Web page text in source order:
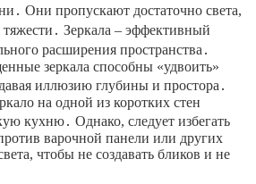
Они пропускают достаточно света,
Зеркала – эффективный
расширения пространства․
зеркала способны «удвоить»
иллюзию глубины и простора․
на одной из коротких стен
кухню․ Однако, следует избегать
варочной панели или других
чтобы не создавать бликов и не